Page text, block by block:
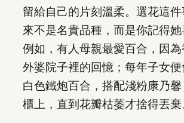
留給自己的片刻溫柔。選花這
來不是名貴品種，而是你記得她
例如，有人母親最愛百合，因為
外婆院子裡的回憶；每年子女
白色鐵炮百合，搭配淺粉康乃
櫃上，直到花瓣枯萎才捨得丟棄